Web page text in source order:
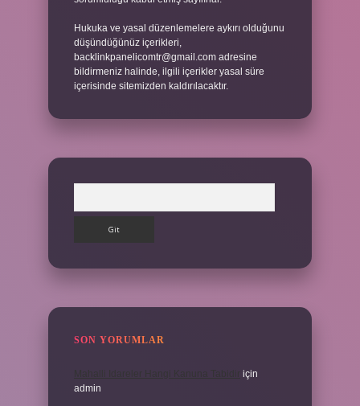
Hukuka ve yasal düzenlemelere aykırı olduğunu
düşündüğünüz içerikleri,
backlinkpanelicomtr@gmail.com adresine
bildirmeniz halinde, ilgili içerikler yasal süre
içerisinde sitemizden kaldırılacaktır.
SON YORUMLAR
için
admin